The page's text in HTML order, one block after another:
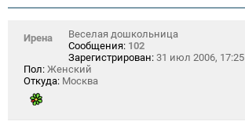
Ирена
Веселая дошкольница
Сообщения: 102
Зарегистрирован: 31 июл 2006, 17:25
Пол: Женский
Откуда: Москва